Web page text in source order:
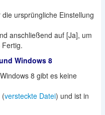
ursprüngliche Einstellung
anschließend auf [Ja], um
Windows 8
8 gibt es keine
(versteckte Datei) und ist in